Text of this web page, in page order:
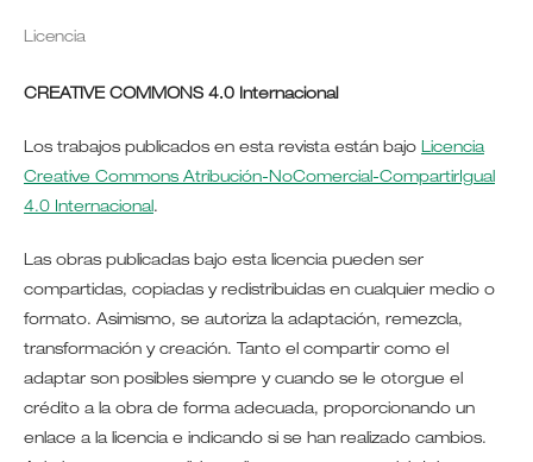
Licencia
CREATIVE COMMONS 4.0 Internacional
Los trabajos publicados en esta revista están bajo Licencia
Creative Commons Atribución-NoComercial-CompartirIgual
4.0 Internacional.
Las obras publicadas bajo esta licencia pueden ser
compartidas, copiadas y redistribuidas en cualquier medio o
formato. Asimismo, se autoriza la adaptación, remezcla,
transformación y creación. Tanto el compartir como el
adaptar son posibles siempre y cuando se le otorgue el
crédito a la obra de forma adecuada, proporcionando un
enlace a la licencia e indicando si se han realizado cambios.